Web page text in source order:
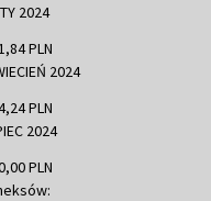
2024
PLN
2024
PLN
2024
PLN